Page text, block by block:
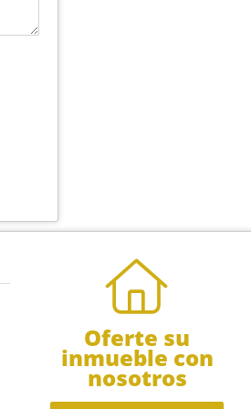
Oferte su
inmueble con
nosotros